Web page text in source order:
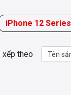
iPhone 12 Series
xếp theo